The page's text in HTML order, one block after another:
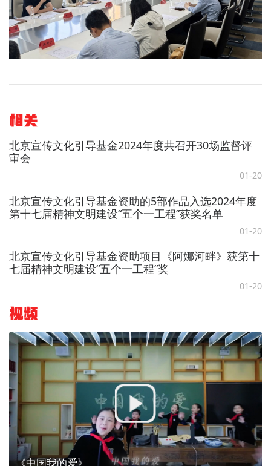
相关
北京宣传文化引导基金2024年度共召开30场监督评
审会
01-20
北京宣传文化引导基金资助的5部作品入选2024年度
第十七届精神文明建设“五个一工程”获奖名单
01-20
北京宣传文化引导基金资助项目《阿娜河畔》获第十
七届精神文明建设“五个一工程”奖
01-20
视频
《中国我的爱》